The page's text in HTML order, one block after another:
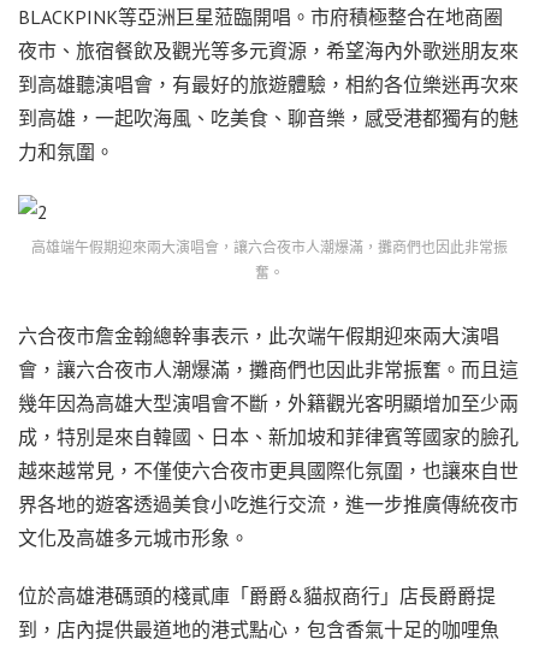
BLACKPINK等亞洲巨星蒞臨開唱。市府積極整合在地商圈
夜市、旅宿餐飲及觀光等多元資源，希望海內外歌迷朋友來
到高雄聽演唱會，有最好的旅遊體驗，相約各位樂迷再次來
到高雄，一起吹海風、吃美食、聊音樂，感受港都獨有的魅
力和氛圍。
高雄端午假期迎來兩大演唱會，讓六合夜市人潮爆滿，攤商們也因此非常振
奮。
六合夜市詹金翰總幹事表示，此次端午假期迎來兩大演唱
會，讓六合夜市人潮爆滿，攤商們也因此非常振奮。而且這
幾年因為高雄大型演唱會不斷，外籍觀光客明顯增加至少兩
成，特別是來自韓國、日本、新加坡和菲律賓等國家的臉孔
越來越常見，不僅使六合夜市更具國際化氛圍，也讓來自世
界各地的遊客透過美食小吃進行交流，進一步推廣傳統夜市
文化及高雄多元城市形象。
位於高雄港碼頭的棧貳庫「爵爵&貓叔商行」店長爵爵提
到，店內提供最道地的港式點心，包含香氣十足的咖哩魚